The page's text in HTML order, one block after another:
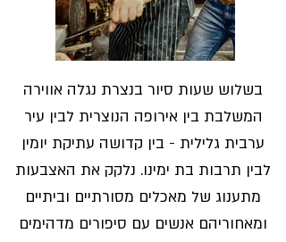
בשלוש שעות סיור בנצרת נגלה אווירה
המשלבת בין אירופה הנוצרית לבין עיר
ערבית גלילית - בין קדושה עתיקת יומין
לבין תרבות בת ימינו. נלקק את האצבעות
מתענוג של מאכלים מסורתיים וביתיים
ומאחוריהם אנשים עם סיפורים מדהימים